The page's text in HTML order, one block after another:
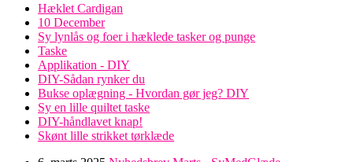
Hæklet Cardigan
10 December
Sy lynlås og foer i hæklede tasker og punge
Taske
Applikation - DIY
DIY-Sådan rynker du
Bukse oplægning - Hvordan gør jeg? DIY
Sy en lille quiltet taske
DIY-håndlavet knap!
Skønt lille strikket tørklæde